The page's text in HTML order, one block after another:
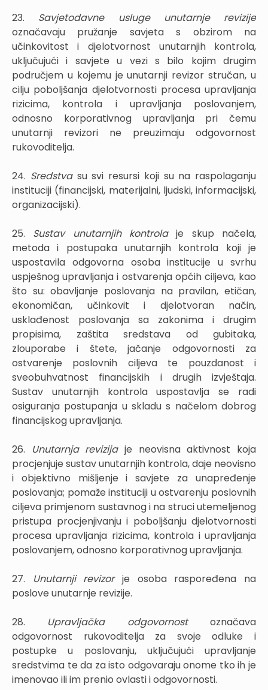
23. Savjetodavne usluge unutarnje revizije
označavaju pružanje savjeta s obzirom na
učinkovitost i djelotvornost unutarnjih kontrola,
uključujući i savjete u vezi s bilo kojim drugim
područjem u kojemu je unutarnji revizor stručan, u
cilju poboljšanja djelotvornosti procesa upravljanja
rizicima, kontrola i upravljanja poslovanjem,
odnosno korporativnog upravljanja pri čemu
unutarnji revizori ne preuzimaju odgovornost
rukovoditelja.
24. Sredstvasu svi resursi koji su na raspolaganju
instituciji (financijski, materijalni, ljudski, informacijski,
organizacijski).
25. Sustav unutarnjih kontrolaje skup načela,
metoda i postupaka unutarnjih kontrola koji je
uspostavila odgovorna osoba institucije u svrhu
uspješnog upravljanja i ostvarenja općih ciljeva, kao
što su: obavljanje poslovanja na pravilan, etičan,
ekonomičan, učinkovit i djelotvoran način,
usklađenost poslovanja sa zakonima i drugim
propisima, zaštita sredstava od gubitaka,
zlouporabe i štete, jačanje odgovornosti za
ostvarenje poslovnih ciljeva te pouzdanost i
sveobuhvatnost financijskih i drugih izvještaja.
Sustav unutarnjih kontrola uspostavlja se radi
osiguranja postupanja u skladu s načelom dobrog
financijskog upravljanja.
26. Unutarnja revizijaje neovisna aktivnost koja
procjenjuje sustav unutarnjih kontrola, daje neovisno
i objektivno mišljenje i savjete za unapređenje
poslovanja; pomaže instituciji u ostvarenju poslovnih
ciljeva primjenom sustavnog i na struci utemeljenog
pristupa procjenjivanju i poboljšanju djelotvornosti
procesa upravljanja rizicima, kontrola i upravljanja
poslovanjem, odnosno korporativnog upravljanja.
27. Unutarnji revizorje osoba raspoređena na
poslove unutarnje revizije.
28. Upravljačka odgovornostoznačava
odgovornost rukovoditelja za svoje odluke i
postupke u poslovanju, uključujući upravljanje
sredstvima te da za isto odgovaraju onome tko ih je
imenovao ili im prenio ovlasti i odgovornosti.